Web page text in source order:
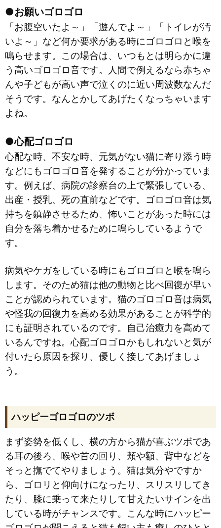
●お願いゴロゴロ
「お腹空いたよ～」「遊んでよ～」「トイレが汚
いよ～」など何か要求がある時にゴロゴロと喉を
鳴らせます。この場合は、いつもとは明らかに違
う高いゴロゴロ音です。人間で例えるなら赤ちゃ
んや子どもが高い声で泣くのに近い周波数なんだ
そうです。なんとかしてあげたくなっちゃいます
よね。
●心配ゴロゴロ
心配な時、不安な時、元気がない猫に寄り添う時
などにもゴロゴロ音を発することが分かっていま
す。例えば、病院の診察台の上で緊張している、
出産・授乳、死の直前などです。ゴロゴロ音は気
持ちを鎮静させるため、怖いことがあった時には
自分を落ち着かせるために鳴らしているようで
す。
病気やケガをしている時にもゴロゴロと喉を鳴ら
します。そのため猫は他の動物と比べ回復が早い
ことが認められています。猫のゴロゴロ音は病気
や怪我の回復力を高める効果があることが科学的
にも証明されているのです。自己治癒力を高めて
いるんですね。心配ゴロゴロかもしれないと気が
付いたら原因を探り、優しく接してあげましょ
う。
ハッピーゴロゴロのツボ
まず姿勢を低くし、横の方から猫が喜ぶツボであ
る耳の後ろ、喉や首の回り、頬や額、背中などを
そっと撫でてやりましょう。猫は気分やですか
ら、ゴロリと仰向けになったり、スリスリしてき
たり、膝に乗って来たりして甘えたいサインを出
している時がチャンスです。こんな時にハッピー